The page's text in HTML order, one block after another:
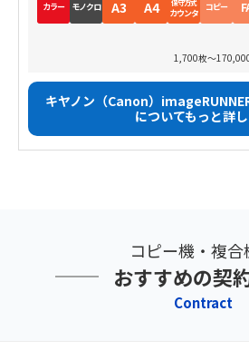
カラー モノクロ A3 A4 保守方式
カウンタ コピー
1,700枚～
キヤノン（Canon）
についてもっと詳
コピー機・複合
おすすめの契
Contract